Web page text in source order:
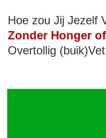
Hoe zou Jij Jezelf
Zonder Honger
Overtollig